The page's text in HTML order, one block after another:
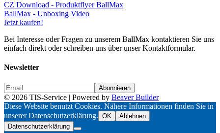
CZ Download - Produktflyer BallMax
BallMax - Unboxing Video
Jetzt kaufen!
Bei Interesse oder Fragen zu unserem BallMax kontaktieren Sie uns
einfach direkt oder schreiben uns über unser Kontaktformular.
Newsletter
© 2026 TIS-Service | Powered by Beaver Builder
Diese Website benutzt Cookies. Nähere Informationen finden Sie in
unserer Datenschutzerklärung. OK
Ablehnen
Datenschutzerklärung